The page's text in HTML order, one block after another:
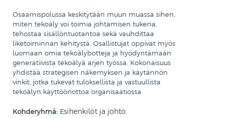
Osaamispolussa keskitytään muun muassa sihen,
miten tekoäly voi toimia johtamisen tukena,
tehostaa sisällöntuotantoa sekä vauhdittaa
liketoiminnan kehitystä. Osallistujat oppivat myös
luomaan omia tekoälybotteja ja hyödyntämaän
generatiivista tekoälyä arjen työssä. Kokonaisuus
yhdistää strategisen näkemyksen ja käytännön
vinkit, jotka tukevat tuloksellista ja vastuullista
tekoälyn käyttöönottoa organisaatiossa.
Kohderyhmä: Esihenkilöt ja johto.